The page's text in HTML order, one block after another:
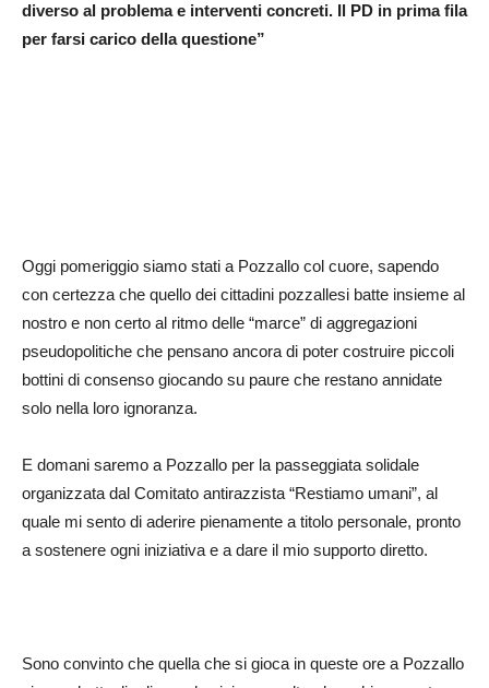
diverso al problema e interventi concreti. Il PD in prima fila
per farsi carico della questione”
Oggi pomeriggio siamo stati a Pozzallo col cuore, sapendo
con certezza che quello dei cittadini pozzallesi batte insieme al
nostro e non certo al ritmo delle “marce” di aggregazioni
pseudopolitiche che pensano ancora di poter costruire piccoli
bottini di consenso giocando su paure che restano annidate
solo nella loro ignoranza.
E domani saremo a Pozzallo per la passeggiata solidale
organizzata dal Comitato antirazzista “Restiamo umani”, al
quale mi sento di aderire pienamente a titolo personale, pronto
a sostenere ogni iniziativa e a dare il mio supporto diretto.
Sono convinto che quella che si gioca in queste ore a Pozzallo